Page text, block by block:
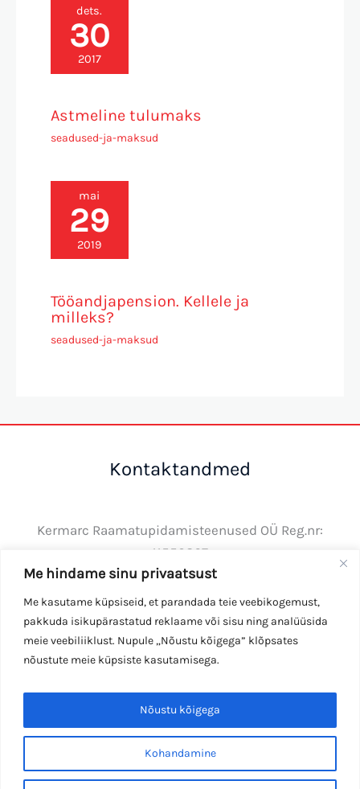
Me hindame sinu privaatsust
Me kasutame küpsiseid, et parandada teie veebikogemust,
pakkuda isikupärastatud reklaame või sisu ning analüüsida
meie veebiliiklust. Nupule „Nõustu kõigega” klõpsates
nõustute meie küpsiste kasutamisega.
Kohandamine
Nõustu kõigega
dets.
30
2017
Astmeline tulumaks
seadused-ja-maksud
mai
29
2019
Tööandjapension. Kellele ja
milleks?
seadused-ja-maksud
Kontaktandmed
Kermarc Raamatupidamisteenused OÜ Reg.nr:
11550867
Tel: +372 50 34410
E-post:info@kermarc.ee
Copyright © 2026 Kermarc OÜ
Andmekaitsetingimused